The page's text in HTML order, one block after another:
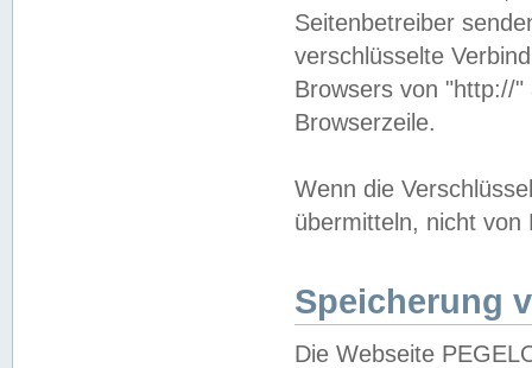
Seitenbetreiber
verschlüsselte
Browsers von "http://
Browserzeile.
Wenn die
übermitteln, nicht von
Speicherung
Die Webseite